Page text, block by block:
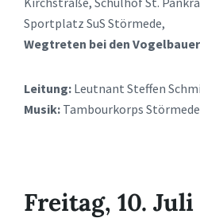
Sportplatz SuS Störmede,
Wegtreten bei den
Leitung: Leutnant Steffen
Musik: Tambourkorps
Freitag, 10. Juli